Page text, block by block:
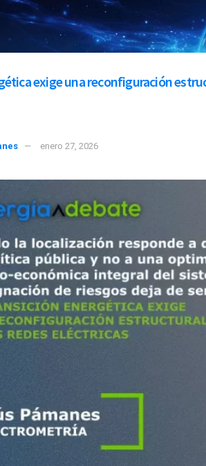
exige una reconfiguración
enero 27, 2026